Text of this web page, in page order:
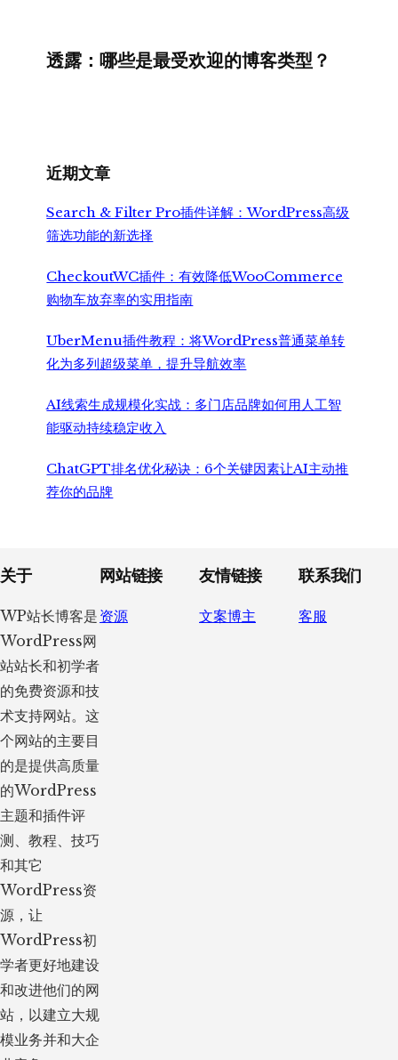
透露：哪些是最受欢迎的博客类型？
近期文章
Search & Filter Pro插件详解：WordPress高级
筛选功能的新选择
CheckoutWC插件：有效降低WooCommerce
购物车放弃率的实用指南
UberMenu插件教程：将WordPress普通菜单转
化为多列超级菜单，提升导航效率
AI线索生成规模化实战：多门店品牌如何用人工智
能驱动持续稳定收入
ChatGPT排名优化秘诀：6个关键因素让AI主动推
荐你的品牌
Footer
关于
WP站长博客是
WordPress网
站站长和初学者
的免费资源和技
术支持网站。这
个网站的主要目
的是提供高质量
的WordPress
主题和插件评
测、教程、技巧
和其它
WordPress资
源，让
WordPress初
学者更好地建设
和改进他们的网
站，以建立大规
模业务并和大企
网站链接
资源
友情链接
文案博主
联系我们
客服